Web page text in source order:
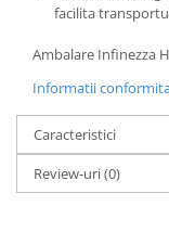
facilita
Ambalare Infinezza
Informatii
Caracteristici
Review-uri(0)